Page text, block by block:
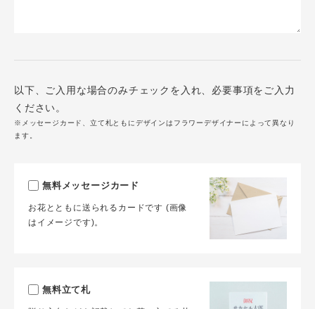
以下、ご入用な場合のみチェックを入れ、必要事項をご入力
ください。
※メッセージカード、立て札ともにデザインはフラワーデザイナーによって異なり
ます。
無料メッセージカード
お花とともに送られるカードです (画像
はイメージです)。
無料立て札